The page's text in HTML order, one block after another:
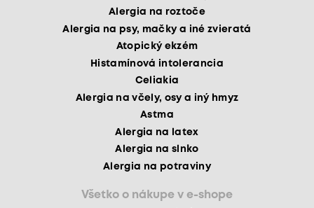
Alergia na roztoče
Alergia na psy, mačky a iné zvieratá
Atopický ekzém
Histamínová intolerancia
Celiakia
Alergia na včely, osy a iný hmyz
Astma
Alergia na latex
Alergia na slnko
Alergia na potraviny
Všetko o nákupe v e-shope